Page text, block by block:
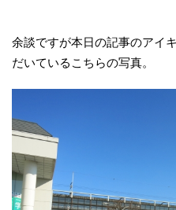
余談ですが本日の記事のアイ
だいているこちらの写真。